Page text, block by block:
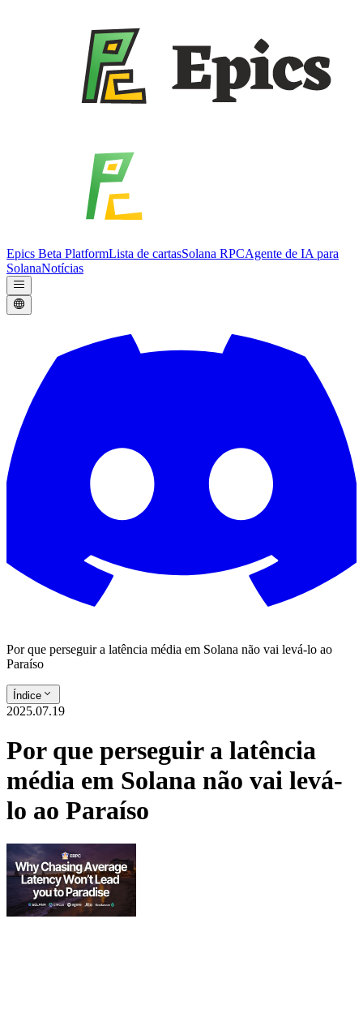
Epics Beta PlatformLista de cartasSolana RPCAgente de IA para
SolanaNotícias
Por que perseguir a latência média em Solana não vai levá-lo ao
Paraíso
Índice
2025.07.19
Por que perseguir a latência
média em Solana não vai levá-
lo ao Paraíso